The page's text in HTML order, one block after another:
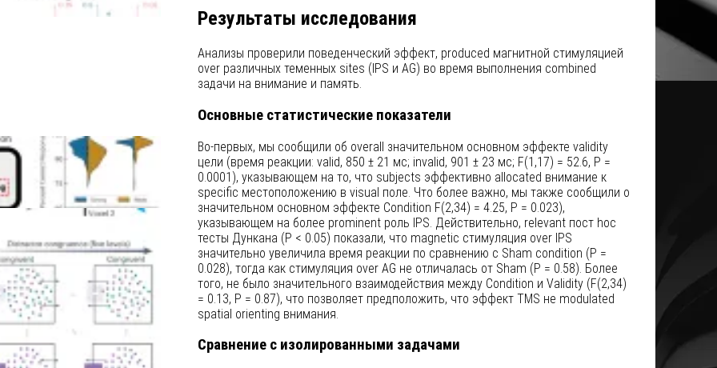
Результаты исследования
Анализы проверили поведенческий эффект, produced магнитной стимуляцией
over различных теменных sites (IPS и AG) во время выполнения combined
задачи на внимание и память.
Основные статистические показатели
Во-первых, мы сообщили об overall значительном основном эффекте validity
цели (время реакции: valid, 850 ± 21 мс; invalid, 901 ± 23 мс; F(1,17) = 52.6, P =
0.0001), указывающем на то, что subjects эффективно allocated внимание к
specific местоположению в visual поле. Что более важно, мы также сообщили о
значительном основном эффекте Condition F(2,34) = 4.25, P = 0.023),
указывающем на более prominent роль IPS. Действительно, relevant пост hoc
тесты Дункана (P < 0.05) показали, что magnetic стимуляция over IPS
значительно увеличила время реакции по сравнению с Sham condition (P =
0.028), тогда как стимуляция over AG не отличалась от Sham (P = 0.58). Более
того, не было значительного взаимодействия между Condition и Validity (F(2,34)
= 0.13, P = 0.87), что позволяет предположить, что эффект TMS не modulated
spatial orienting внимания.
Сравнение с изолированными задачами